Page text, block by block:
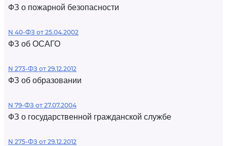
ФЗ о пожарной безопасности
N 40-ФЗ от 25.04.2002
ФЗ об ОСАГО
N 273-ФЗ от 29.12.2012
ФЗ об образовании
N 79-ФЗ от 27.07.2004
ФЗ о государственной гражданской службе
N 275-ФЗ от 29.12.2012